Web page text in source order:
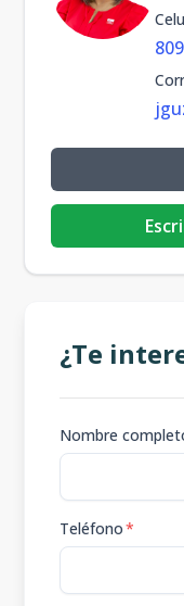
¿Te
Nombre
Teléfono*